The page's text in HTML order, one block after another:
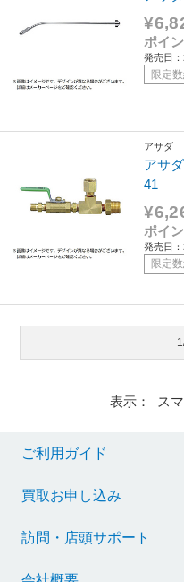
ポイ
発売日
限定
アサダ
アサ
41
ポイ
発売日
限定
表示： ス
ご利用ガイド
買取お申し込み
訪問・店頭サポート